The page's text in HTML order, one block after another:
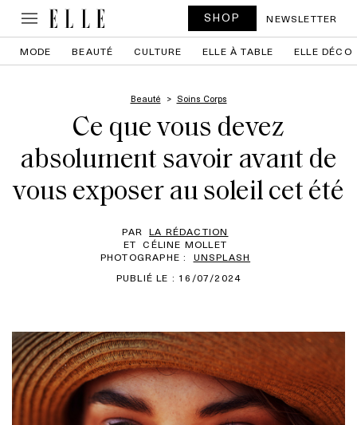
SHOP NEWSLETTER
MODE BEAUTÉ CULTURE ELLE À TABLE ELLE DÉCO
Beauté Soins Corps
Ce que vous devez
absolument savoir avant de
vous exposer au soleil cet été
PAR LA RÉDACTION
ET CÉLINE MOLLET
PHOTOGRAPHE :
UNSPLASH
PUBLIÉ LE : 16/07/2024